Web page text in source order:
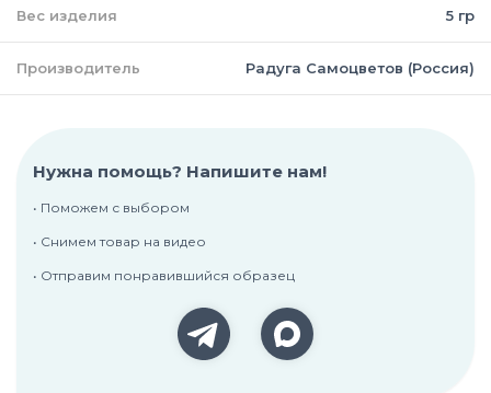
Вес изделия 5 гр
Производитель Радуга Самоцветов (Россия)
Нужна помощь? Напишите нам!
• Поможем с выбором
• Снимем товар на видео
• Отправим понравившийся образец